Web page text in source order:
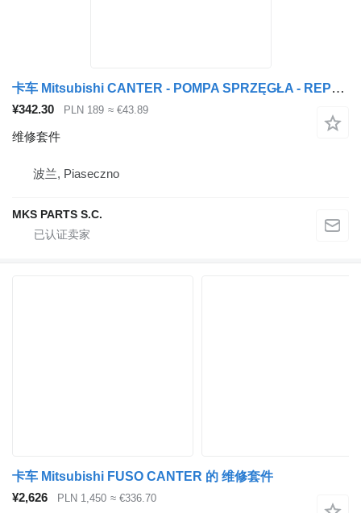
卡车 Mitsubishi CANTER - POMPA SPRZĘGŁA - REPERATURKA 的 维修套件
¥342.30 PLN 189 ≈ €43.89
维修套件
波兰, Piaseczno
MKS PARTS S.C.
卡车 Mitsubishi FUSO CANTER 的 维修套件
¥2,626
PLN 1,450 ≈ €336.70